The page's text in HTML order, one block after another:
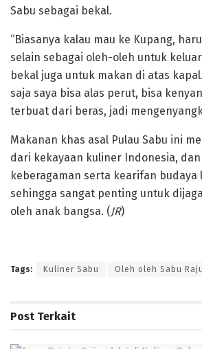
Sabu sebagai bekal.
‎“Biasanya kalau mau ke Kupang,
selain sebagai oleh-oleh untuk
bekal juga untuk makan di atas
saja saya bisa alas perut, bisa
terbuat dari beras, jadi
‎Makanan khas asal Pulau Sabu ini
dari kekayaan kuliner Indonesia,
keberagaman serta kearifan budaya
sehingga sangat penting untuk
oleh anak bangsa. (JR)
Tags: Kuliner Sabu Oleh oleh Sabu
Post Terkait